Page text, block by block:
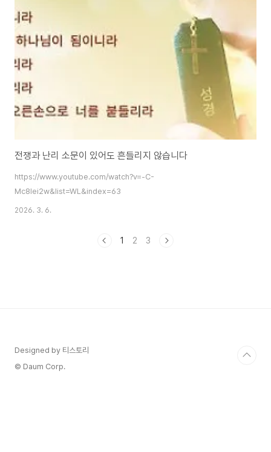
전쟁과 난리 소문이 있어도 흔들리지 않습니다
https://www.youtube.com/watch?v=-C-
Mc8Iei2w&list=WL&index=63
2026. 3. 6.
1 2 3
Designed by 티스토리
© Daum Corp.